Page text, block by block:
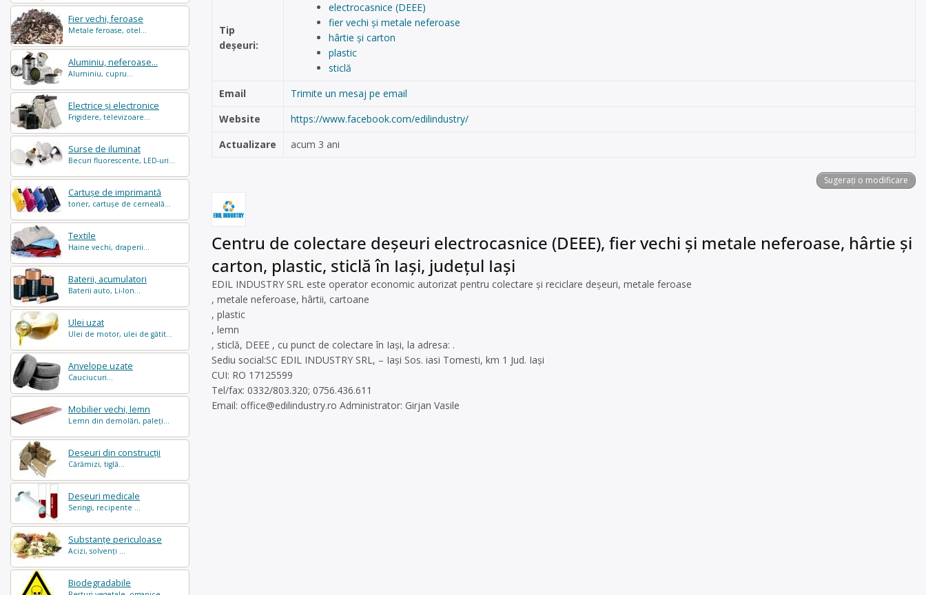
Fier vechi, feroase
Metale feroase, otel...
Aluminiu, neferoase...
Aluminiu, cupru...
Electrice și electronice
Frigidere, televizoare...
Surse de iluminat
Becuri fluorescente, LED-uri...
Cartușe de imprimantă
toner, cartușe de cerneală...
Textile
Haine vechi, draperii...
Baterii, acumulatori
Baterii auto, Li-Ion...
Ulei uzat
Ulei de motor, ulei de gătit...
Anvelope uzate
Cauciucuri...
Mobilier vechi, lemn
Lemn din demolări, paleți...
Deșeuri din construcții
Cărămizi, tiglă...
Deșeuri medicale
Seringi, recipente ...
Substanțe periculoase
Acizi, solvenți ...
Biodegradabile
Tip
deșeuri:
electrocasnice (DEEE)
fier vechi și metale neferoase
hârtie și carton
plastic
sticlă
Email
Trimite un mesaj pe email
Website
https://www.facebook.com/edilindustry/
Actualizare
acum 3 ani
Sugerați o modificare
Centru de colectare deșeuri electrocasnice (DEEE), fier vechi și metale neferoase, hârtie și
carton, plastic, sticlă în Iași, județul Iași
EDIL INDUSTRY SRL este operator economic autorizat pentru colectare și reciclare deșeuri, metale feroase
, metale neferoase, hârtii, cartoane
, plastic
, lemn
, sticlă, DEEE , cu punct de colectare în Iași, la adresa: .
Sediu social:SC EDIL INDUSTRY SRL, – Iași Sos. iasi Tomesti, km 1 Jud. Iași
CUI: RO 17125599
Tel/fax: 0332/803.320; 0756.436.611
Email: office@edilindustry.ro Administrator: Girjan Vasile